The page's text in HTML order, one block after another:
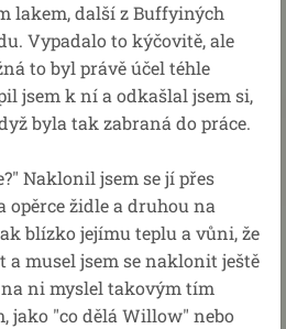
lakem, další z Buffyiných
Vypadalo to kýčovitě, ale
to byl právě účel téhle
jsem k ní a odkašlal jsem si,
byla tak zabraná do práce.
Naklonil jsem se jí přes
opěrce židle a druhou na
blízko jejímu teplu a vůni, že
a musel jsem se naklonit ještě
ni myslel takovým tím
jako "co dělá Willow" nebo